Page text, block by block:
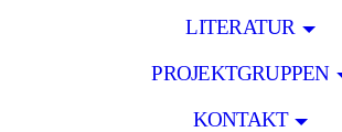
LITERATUR
PROJEKTGRUPPEN
KONTAKT